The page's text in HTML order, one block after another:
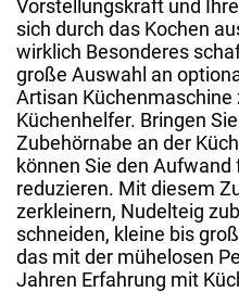
Vorstellungskraft und
sich durch das Kochen
wirklich Besonderes
große Auswahl an
Artisan Küchenmaschine
Küchenhelfer. Bringen
Zubehörnabe an der
können Sie den
reduzieren. Mit diesem
zerkleinern, Nudelteig
schneiden, kleine bis
das mit der mühelosen
Jahren Erfahrung mit